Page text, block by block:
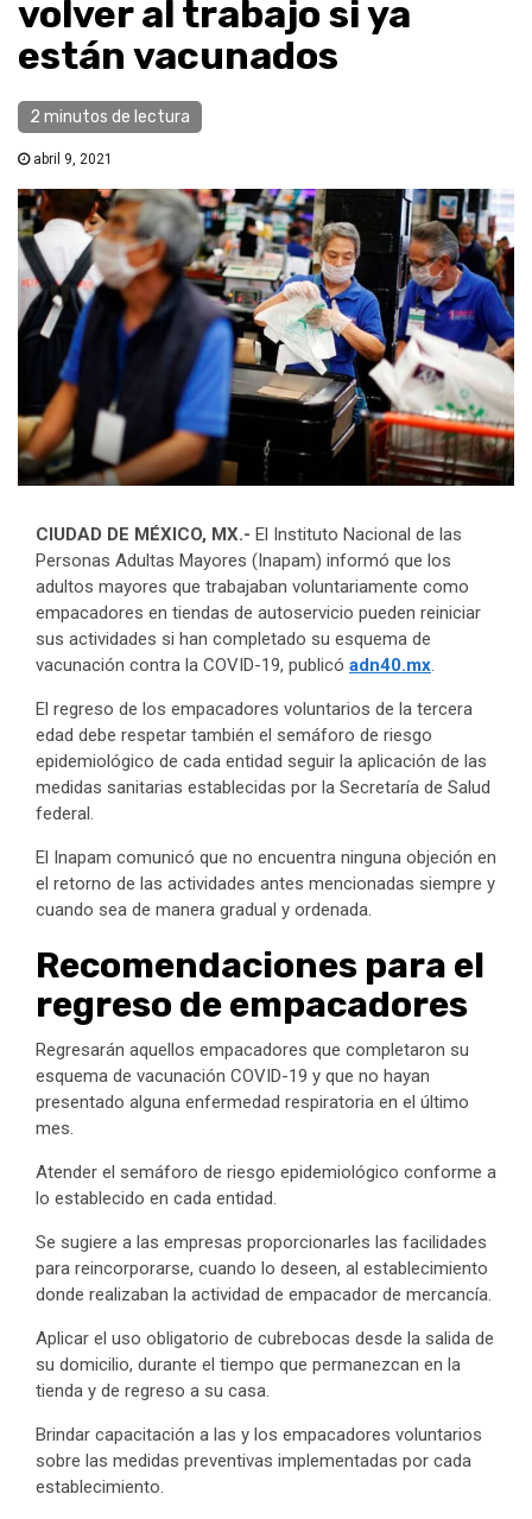
volver al trabajo si ya
están vacunados
2 minutos de lectura
abril 9, 2021
CIUDAD DE MÉXICO, MX.- El Instituto Nacional de las
Personas Adultas Mayores (Inapam) informó que los
adultos mayores que trabajaban voluntariamente como
empacadores en tiendas de autoservicio pueden reiniciar
sus actividades si han completado su esquema de
vacunación contra la COVID-19, publicó adn40.mx.
El regreso de los empacadores voluntarios de la tercera
edad debe respetar también el semáforo de riesgo
epidemiológico de cada entidad seguir la aplicación de las
medidas sanitarias establecidas por la Secretaría de Salud
federal.
El Inapam comunicó que no encuentra ninguna objeción en
el retorno de las actividades antes mencionadas siempre y
cuando sea de manera gradual y ordenada.
Recomendaciones para el
regreso de empacadores
Regresarán aquellos empacadores que completaron su
esquema de vacunación COVID-19 y que no hayan
presentado alguna enfermedad respiratoria en el último
mes.
Atender el semáforo de riesgo epidemiológico conforme a
lo establecido en cada entidad.
Se sugiere a las empresas proporcionarles las facilidades
para reincorporarse, cuando lo deseen, al establecimiento
donde realizaban la actividad de empacador de mercancía.
Aplicar el uso obligatorio de cubrebocas desde la salida de
su domicilio, durante el tiempo que permanezcan en la
tienda y de regreso a su casa.
Brindar capacitación a las y los empacadores voluntarios
sobre las medidas preventivas implementadas por cada
establecimiento.